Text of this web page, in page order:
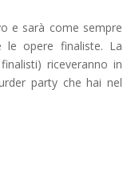
e sarà come sempre
le opere finaliste. La
riceveranno in
party che hai nel